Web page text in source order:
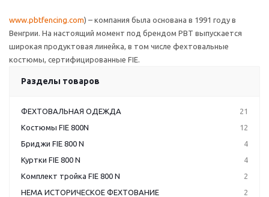
www.pbtfencing.com) – компания была основана в 1991 году в
Венгрии. На настоящий момент под брендом PBT выпускается
широкая продуктовая линейка, в том числе фехтовальные
костюмы, сертифицированные FIE.
Разделы товаров
ФЕХТОВАЛЬНАЯ ОДЕЖДА
21
Костюмы FIE 800N
12
Бриджи FIE 800 N
4
Куртки FIE 800 N
4
Комплект тройка FIE 800 N
2
НЕМА ИСТОРИЧЕСКОЕ ФЕХТОВАНИЕ
2